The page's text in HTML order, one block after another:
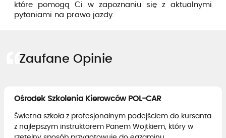
które pomogą Ci w zapoznaniu się z aktualnymi
pytaniami na prawo jazdy.
Zaufane Opinie
Ośrodek Szkolenia Kierowców POL-CAR
Świetna szkoła z profesjonalnym podejściem do kursanta
z najlepszym instruktorem Panem Wojtkiem, który w